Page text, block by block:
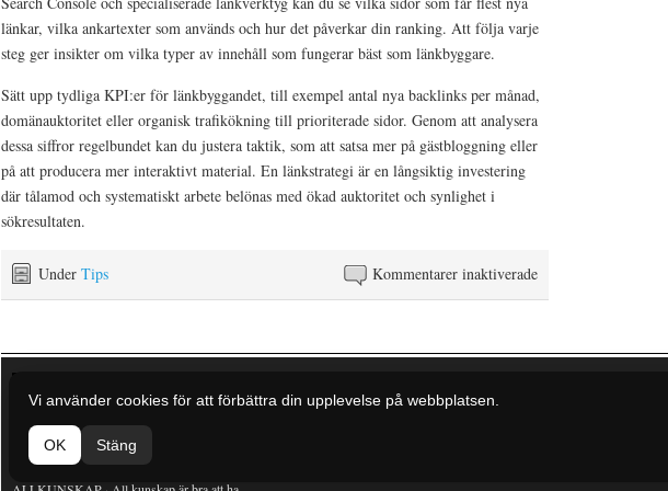
länkar, vilka ankartexter som används och hur det påverkar din ranking. Att följa varje
steg ger insikter om vilka typer av innehåll som fungerar bäst som länkbyggare.
Sätt upp tydliga KPI:er för länkbyggandet, till exempel antal nya backlinks per månad,
domänauktoritet eller organisk trafikökning till prioriterade sidor. Genom att analysera
dessa siffror regelbundet kan du justera taktik, som att satsa mer på gästbloggning eller
på att producera mer interaktivt material. En länkstrategi är en långsiktig investering
där tålamod och systematiskt arbete belönas med ökad auktoritet och synlighet i
sökresultaten.
Kommentarer inaktiverade
Under Tips
Hem
Kurser online
Nyttiga nättips
Vi använder cookies för att förbättra din upplevelse på webbplatsen.
OK Stäng